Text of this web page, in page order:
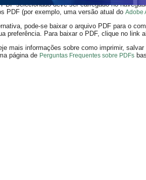
selecionado deve ser carregado no
PDF (por exemplo, uma versão atual do Adobe
pode-se baixar o arquivo PDF para o
preferência. Para baixar o PDF, clique no link
mais informações sobre como imprimir,
página de Perguntas Frequentes sobre PDFs